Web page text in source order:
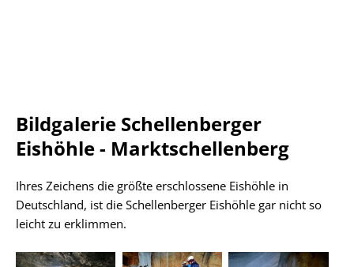
Bildgalerie Schellenberger
Eishöhle - Marktschellenberg
Ihres Zeichens die größte erschlossene Eishöhle in
Deutschland, ist die Schellenberger Eishöhle gar nicht so
leicht zu erklimmen.